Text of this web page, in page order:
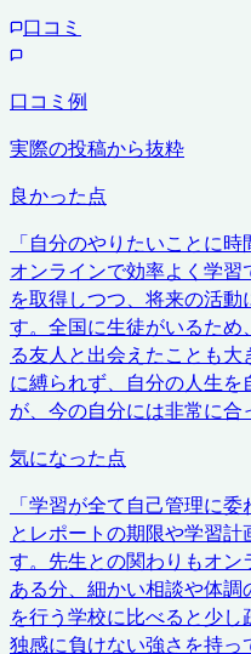
口コミ
口コミ例
実際の投稿から抜粋
良かった点
「自分のやりたいことに時
オンラインで効率よく学
を取得しつつ、将来の活
す。全国に生徒がいるた
る友人と出会えたことも
に縛られず、自分の人生
が、今の自分には非常に合
気になった点
「学習が全て自己管理に
とレポートの期限や学習
す。先生との関わりもオ
ある分、細かい相談や体
を行う学校に比べると少
独感に負けない強さを持